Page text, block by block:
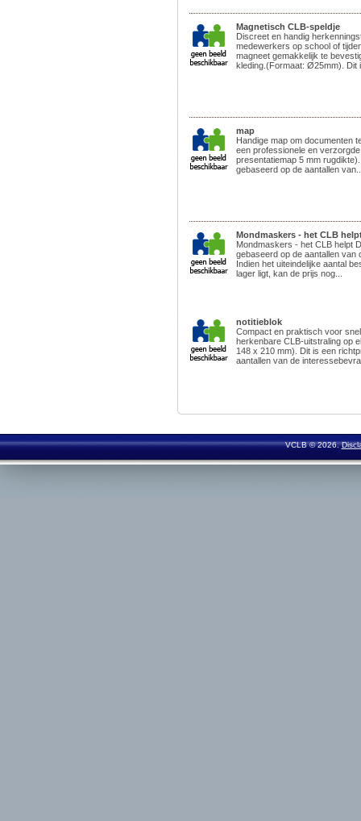
Magnetisch CLB-speldje
Discreet en handig
medewerkers op school of
magneet gemakkelijk te
kleding.(Formaat: Ø25mm). Dit
map
Handige map om documenten
een professionele en
presentatiemap 5 mm
gebaseerd op de aantallen
Mondmaskers - het CLB
Mondmaskers - het CLB helpt
gebaseerd op de aantallen van
Indien het uiteindelijke aantal
lager ligt, kan de prijs nog...
notitieblok
Compact en praktisch voor
herkenbare CLB-uitstraling op
148 x 210 mm). Dit is een
aantallen van de
VCLB © 2026.